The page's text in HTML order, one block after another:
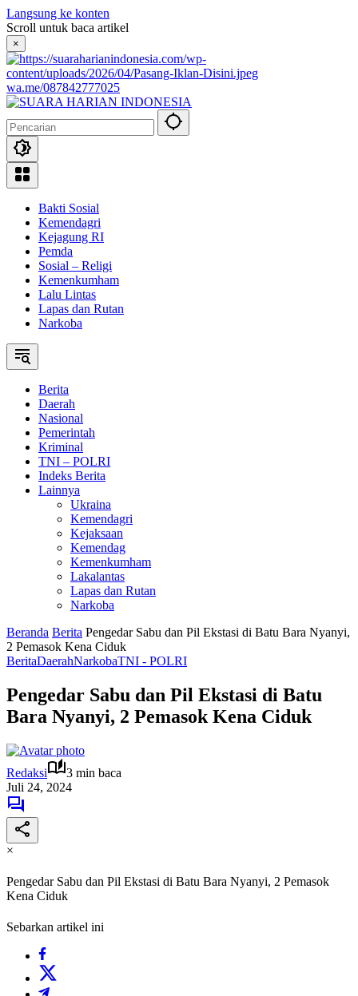
Langsung ke konten
Scroll untuk baca artikel
×
wa.me/087842777025
Bakti Sosial
Kemendagri
Kejagung RI
Pemda
Sosial – Religi
Kemenkumham
Lalu Lintas
Lapas dan Rutan
Narkoba
Berita
Daerah
Nasional
Pemerintah
Kriminal
TNI – POLRI
Indeks Berita
Lainnya
Ukraina
Kemendagri
Kejaksaan
Kemendag
Kemenkumham
Lakalantas
Lapas dan Rutan
Narkoba
Beranda Berita Pengedar Sabu dan Pil Ekstasi di Batu Bara Nyanyi,
2 Pemasok Kena Ciduk
BeritaDaerahNarkobaTNI - POLRI
Pengedar Sabu dan Pil Ekstasi di Batu
Bara Nyanyi, 2 Pemasok Kena Ciduk
Redaksi
3 min baca
Juli 24, 2024
×
Pengedar Sabu dan Pil Ekstasi di Batu Bara Nyanyi, 2 Pemasok
Kena Ciduk
Sebarkan artikel ini